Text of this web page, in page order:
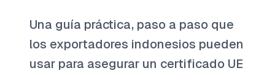
Una guía práctica, paso a paso que
los exportadores indonesios pueden
usar para asegurar un certificado UE